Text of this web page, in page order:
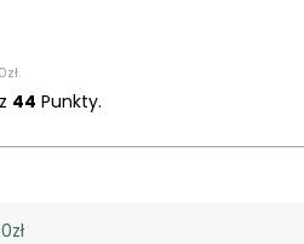
zł.
44 Punkty.